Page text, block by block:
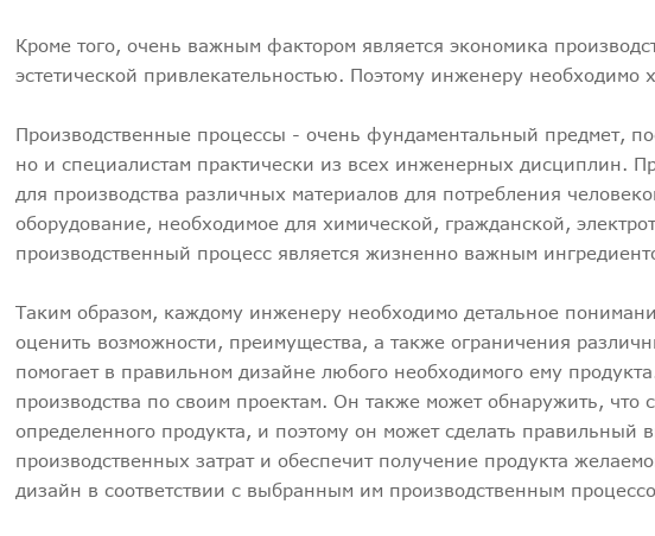
Кроме того, очень важным фактором является экономика
эстетической привлекательностью. Поэтому инженеру
Производственные процессы - очень фундаментальный предмет,
но и специалистам практически из всех инженерных дисциплин.
для производства различных материалов для потребления
оборудование, необходимое для химической, гражданской,
производственный процесс является жизненно важным
Таким образом, каждому инженеру необходимо детальное
оценить возможности, преимущества, а также ограничения
помогает в правильном дизайне любого необходимого ему
производства по своим проектам. Он также может обнаружить, что
определенного продукта, и поэтому он может сделать
производственных затрат и обеспечит получение продукта
дизайн в соответствии с выбранным им производственным